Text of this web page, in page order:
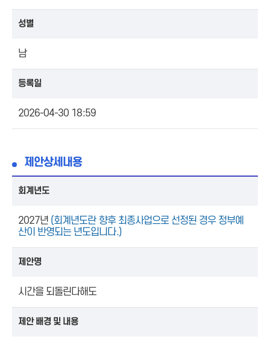
성별
남
등록일
2026-04-30 18:59
제안상세내용
회계년도
2027년 (회계년도란 향후 최종사업으로 선정된 경우 정부예
산이 반영되는 년도입니다.)
제안명
시간을 되돌린다해도
제안 배경 및 내용